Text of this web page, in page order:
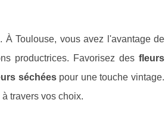
Toulouse, vous avez l'avantage de
productrices. Favorisez desfleurs
séchéespour une touche vintage.
travers vos choix.